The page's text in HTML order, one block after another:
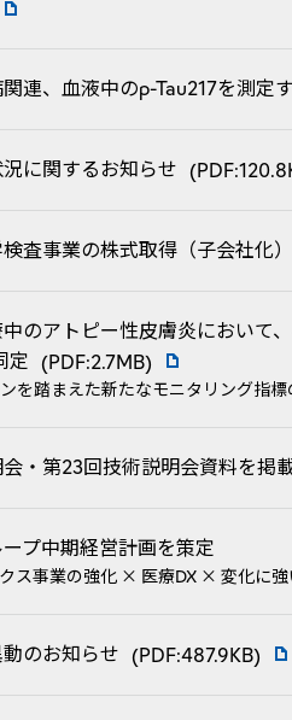
連、血液中のp-Tau217を測定
に関するお知らせ
査事業の株式取得（子会社化
のアトピー性皮膚炎において
定 (PDF:2.7MB)
を踏まえた新たなモニタリング指
・第23回技術説明会資料を掲
プ中期経営計画を策定
ス事業の強化 × 医療DX × 変化に
のお知らせ (PDF:487.9KB)